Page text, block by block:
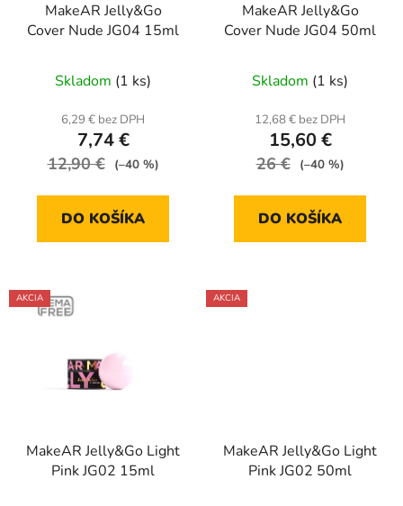
MakeAR Jelly&Go
Cover Nude JG04 15ml
Skladom (1 ks)
6,29 € bez DPH
7,74 €
12,90 € (–40 %)
DO KOŠÍKA
MakeAR Jelly&Go
Cover Nude JG04 50ml
Skladom (1 ks)
12,68 € bez DPH
15,60 €
26 € (–40 %)
DO KOŠÍKA
AKCIA
MakeAR Jelly&Go Light
Pink JG02 15ml
AKCIA
MakeAR Jelly&Go Light
Pink JG02 50ml